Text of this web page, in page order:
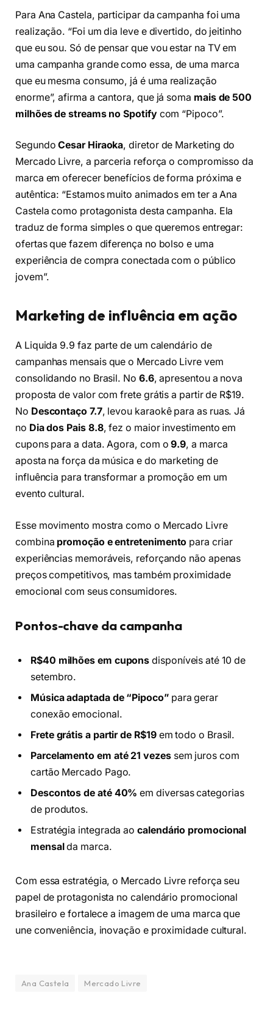
Para Ana Castela, participar da campanha foi uma
realização. “Foi um dia leve e divertido, do jeitinho
que eu sou. Só de pensar que vou estar na TV em
uma campanha grande como essa, de uma marca
que eu mesma consumo, já é uma realização
enorme”, afirma a cantora, que já soma mais de 500
milhões de streams no Spotifycom “Pipoco”.
SegundoCesar Hiraoka, diretor de Marketing do
Mercado Livre, a parceria reforça o compromisso da
marca em oferecer benefícios de forma próxima e
autêntica: “Estamos muito animados em ter a Ana
Castela como protagonista desta campanha. Ela
traduz de forma simples o que queremos entregar:
ofertas que fazem diferença no bolso e uma
experiência de compra conectada com o público
jovem”.
Marketing de influência em ação
A Liquida 9.9 faz parte de um calendário de
campanhas mensais que o Mercado Livre vem
consolidando no Brasil. No 6.6, apresentou a nova
proposta de valor com frete grátis a partir de R$19.
No Descontaço 7.7, levou karaokê para as ruas. Já
no Dia dos Pais 8.8, fez o maior investimento em
cupons para a data. Agora, com o9.9, a marca
aposta na força da música e do marketing de
influência para transformar a promoção em um
evento cultural.
Esse movimento mostra como o Mercado Livre
combina promoção e entretenimento para criar
experiências memoráveis, reforçando não apenas
preços competitivos, mas também proximidade
emocional com seus consumidores.
Pontos-chave da campanha
R$40 milhões em cupons disponíveis até 10 de
setembro.
Música adaptada de “Pipoco”para gerar
conexão emocional.
Frete grátis a partir de R$19em todo o Brasil.
Parcelamento em até 21 vezessem juros com
cartão Mercado Pago.
Descontos de até 40% em diversas categorias
de produtos.
Estratégia integrada aocalendário promocional
mensalda marca.
Com essa estratégia, o Mercado Livre reforça seu
papel de protagonista no calendário promocional
brasileiro e fortalece a imagem de uma marca que
une conveniência, inovação e proximidade cultural.
Ana Castela Mercado Livre